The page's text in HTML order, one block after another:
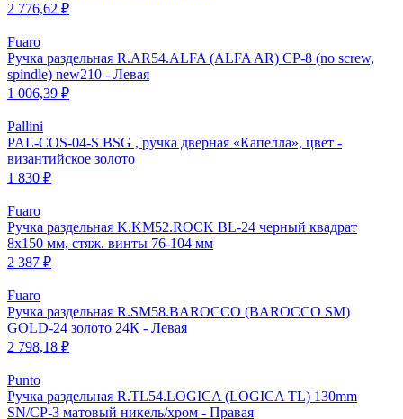
2 776,62 ₽
Fuaro
Ручка раздельная R.AR54.ALFA (ALFA AR) CP-8 (no screw,
spindle) new210 - Левая
1 006,39 ₽
Pallini
PAL-COS-04-S BSG , ручка дверная «Капелла», цвет -
византийское золото
1 830 ₽
Fuaro
Ручка раздельная K.KM52.ROCK BL-24 черный квадрат
8х150 мм, стяж. винты 76-104 мм
2 387 ₽
Fuaro
Ручка раздельная R.SM58.BAROCCO (BAROCCO SM)
GOLD-24 золото 24К - Левая
2 798,18 ₽
Punto
Ручка раздельная R.TL54.LOGICA (LOGICA TL) 130mm
SN/CP-3 матовый никель/хром - Правая